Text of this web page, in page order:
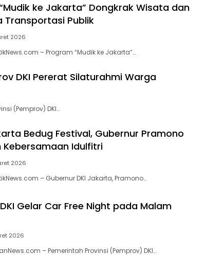
ke Jakarta” Dongkrak Wisata dan
Transportasi Publik
2026
– Program “Mudik ke Jakarta”…
DKI Pererat Silaturahmi Warga
(Pemprov) DKI…
Bedug Festival, Gubernur Pramono
Kebersamaan Idulfitri
2026
– Gubernur DKI Jakarta, Pramono…
Gelar Car Free Night pada Malam
2026
– Pemerintah Provinsi (Pemprov) DKI…